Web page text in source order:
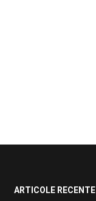
ARTICOLE RECENTE